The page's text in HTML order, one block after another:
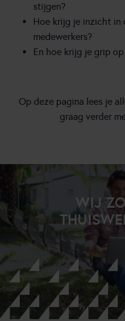
stijgen?
Hoe krijg je inzicht in
medewerkers?
En hoe krijg je grip
Op deze pagina lees je
graag verder
WIJ